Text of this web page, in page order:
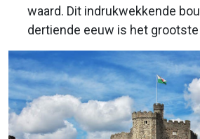
waard. Dit indrukwekkende
dertiende eeuw is het